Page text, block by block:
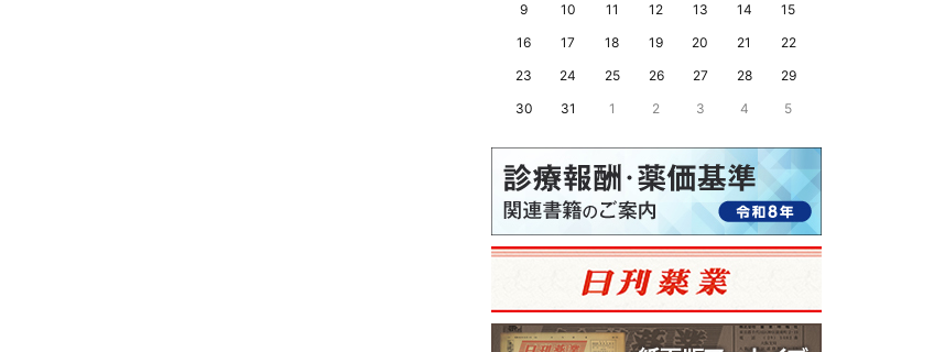
9
10 11 12 13 14
15
16
17 18 19 20 21
22
23
24 25 26 27 28
29
30
31 1 2 3 4 5